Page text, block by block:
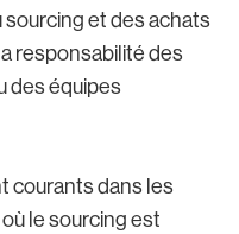
et des achats
responsabilité des
des équipes
courants dans les
le sourcing est